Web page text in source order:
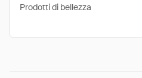
Prodotti di bellezza